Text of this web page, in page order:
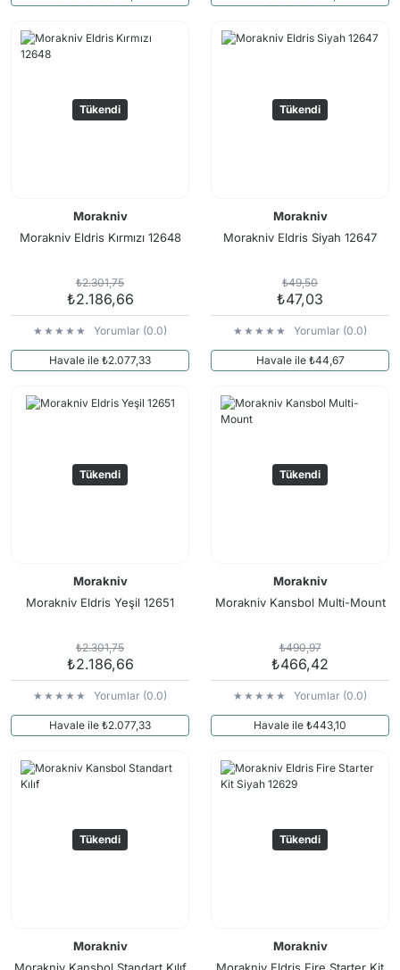
Tükendi
Morakniv
Morakniv Eldris Kırmızı 12648
₺2.301,75
₺2.186,66
Yorumlar (0.0)
Havale ile ₺2.077,33
Tükendi
Morakniv
Morakniv Eldris Siyah 12647
₺49,50
₺47,03
Yorumlar (0.0)
Havale ile ₺44,67
Tükendi
Morakniv
Morakniv Eldris Yeşil 12651
₺2.301,75
₺2.186,66
Yorumlar (0.0)
Havale ile ₺2.077,33
Tükendi
Morakniv
Morakniv Kansbol Multi-Mount
₺490,97
₺466,42
Yorumlar (0.0)
Havale ile ₺443,10
Tükendi
Morakniv
Tükendi
Morakniv